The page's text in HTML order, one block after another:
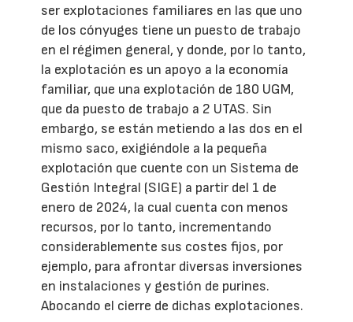
ser explotaciones familiares en las que uno
de los cónyuges tiene un puesto de trabajo
en el régimen general, y donde, por lo tanto,
la explotación es un apoyo a la economía
familiar, que una explotación de 180 UGM,
que da puesto de trabajo a 2 UTAS. Sin
embargo, se están metiendo a las dos en el
mismo saco, exigiéndole a la pequeña
explotación que cuente con un Sistema de
Gestión Integral (SIGE) a partir del 1 de
enero de 2024, la cual cuenta con menos
recursos, por lo tanto, incrementando
considerablemente sus costes fijos, por
ejemplo, para afrontar diversas inversiones
en instalaciones y gestión de purines.
Abocando el cierre de dichas explotaciones.